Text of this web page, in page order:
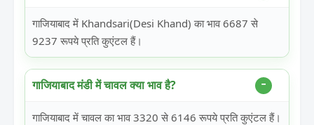
गाजियाबाद में Khandsari(Desi Khand) का भाव 6687 से
9237 रूपये प्रति कुएंटल हैं।
गाजियाबाद मंडी में चावल क्या भाव है?
गाजियाबाद में चावल का भाव 3320 से 6146 रूपये प्रति कुएंटल हैं।